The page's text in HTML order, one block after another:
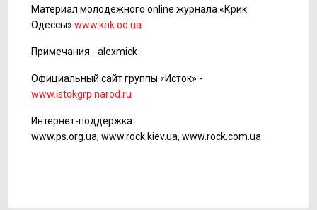
Материал молодежного online журнала «Крик
Одессы» www.krik.od.ua
Примечания - alexmick
Официальный сайт группы «Исток» -
www.istokgrp.narod.ru
Интернет-поддержка:
www.ps.org.ua, www.rock.kiev.ua, www.rock.com.ua